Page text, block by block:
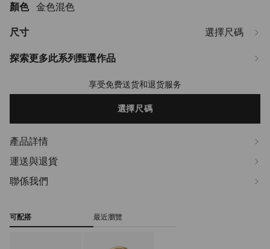
https://www.jimmychoo.com/mo/hy_MO/%E5%A5%B3%E5%A3%AB/
flat/
顏色 金色混色
探索更多此系列甄選作品
尺寸 選擇尺碼
to
享受免费送货和退货服务
選擇尺碼
產品詳情
運送與退貨
聯係我們
可配搭 最近瀏覽